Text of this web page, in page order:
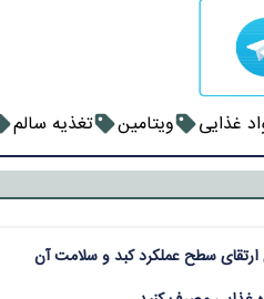
غذایی ویتامین تغذیه سالم
ارتقای سطح عملکرد کبد و سلامت آن